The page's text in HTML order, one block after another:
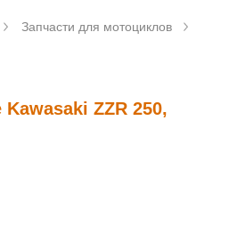
Запчасти для мотоциклов
ZZR 250,